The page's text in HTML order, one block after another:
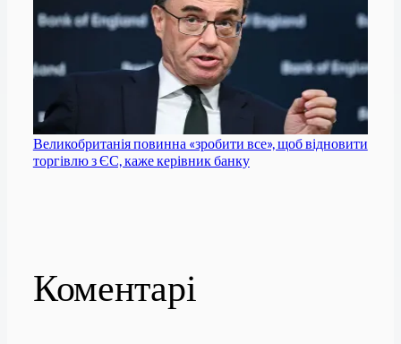
Великобританія повинна «зробити все», щоб відновити
торгівлю з ЄС, каже керівник банку
Коментарі